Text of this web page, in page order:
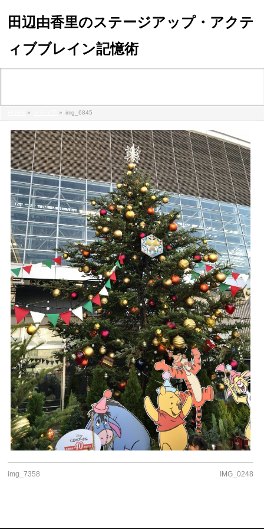
田辺由香里のステージアップ・アクテ
ィブブレイン記憶術
» » img_6845
img_7358 IMG_0248